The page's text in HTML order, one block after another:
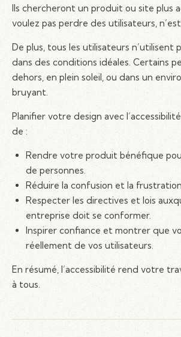
Ils chercheront un produit ou site plus
voulez pas perdre des utilisateurs,
De plus, tous les utilisateurs n’utilisent
dans des conditions idéales. Certains
dehors, en plein soleil, ou dans un
bruyant.
Planifier votre design avec
de :
Rendre votre produit bénéfique
de personnes.
Réduire la confusion et la
Respecter les directives et lois
entreprise doit se conformer.
Inspirer confiance et montrer que
réellement de vos utilisateurs.
En résumé, l’accessibilité rend votre
à tous.